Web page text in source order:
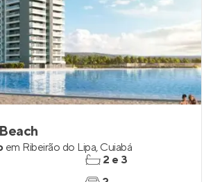
em Ribeirão do Lipa, Cuiabá
2 e 3